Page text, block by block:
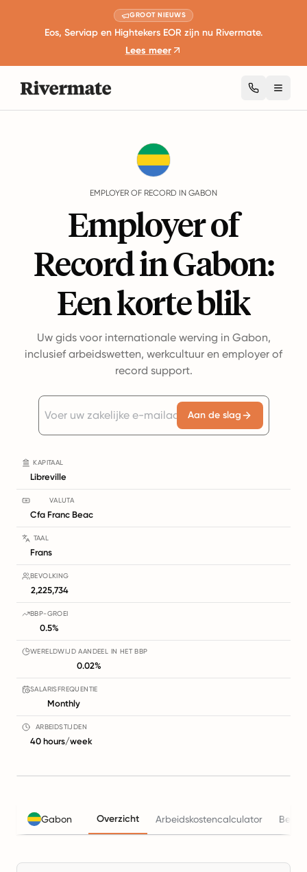
GROOT NIEUWS
Eos, Serviap en Hightekers EOR zijn nu Rivermate.
Lees meer
EMPLOYER OF RECORD IN GABON
Employer of
Record in Gabon:
Een korte blik
Uw gids voor internationale werving in Gabon,
inclusief arbeidswetten, werkcultuur en employer of
record support.
Aan de slag
KAPITAAL
Libreville
VALUTA
Cfa Franc Beac
TAAL
Frans
BEVOLKING
2,225,734
BBP-GROEI
0.5%
WERELDWIJD AANDEEL IN HET BBP
0.02%
SALARISFREQUENTIE
Monthly
ARBEIDSTIJDEN
40 hours/week
Gabon Overzicht Arbeidskostencalculator